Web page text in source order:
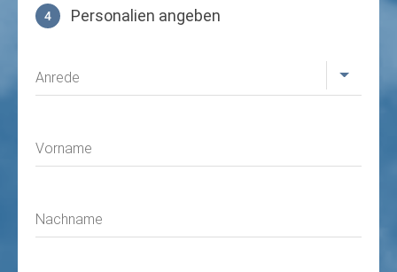
4 Personalien angeben
Anrede
Vorname
Nachname